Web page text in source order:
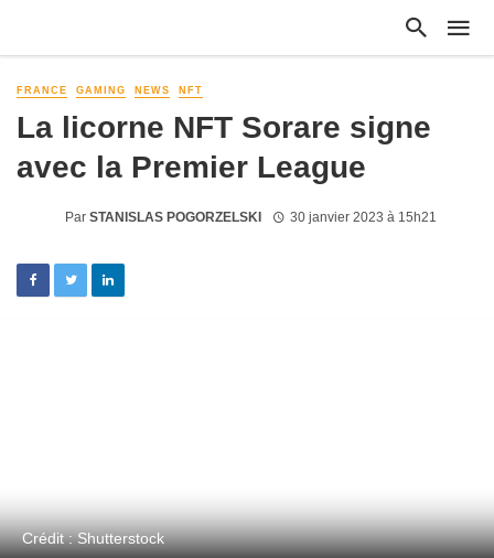
FRANCE GAMING NEWS NFT
La licorne NFT Sorare signe
avec la Premier League
Par STANISLAS POGORZELSKI 30 janvier 2023 à 15h21
Crédit : Shutterstock